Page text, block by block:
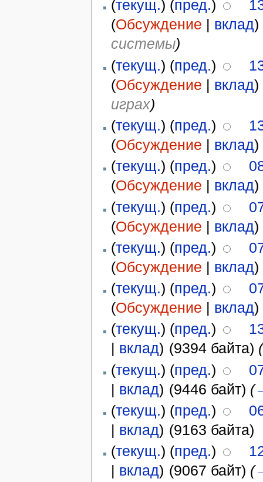
(текущ.) (пред.)
(Обсуждение | вклад)
системы)
(текущ.) (пред.)
(Обсуждение | вклад)
играх)
(текущ.) (пред.)
(Обсуждение | вклад)
(текущ.) (пред.)
(Обсуждение | вклад)
(текущ.) (пред.)
(Обсуждение | вклад)
(текущ.) (пред.)
(Обсуждение | вклад)
(текущ.) (пред.)
(Обсуждение | вклад)
(текущ.) (пред.)
| вклад) (9394 байта) (
(текущ.) (пред.)
| вклад) (9446 байт) (
(текущ.) (пред.)
| вклад) (9163 байта)
(текущ.) (пред.)
| вклад) (9067 байт) (